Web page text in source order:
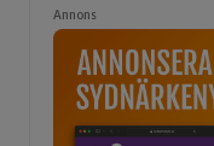
Annons